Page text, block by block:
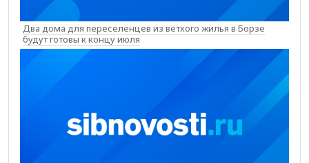
Два дома для переселенцев из ветхого жилья в Борзе
будут готовы к концу июля